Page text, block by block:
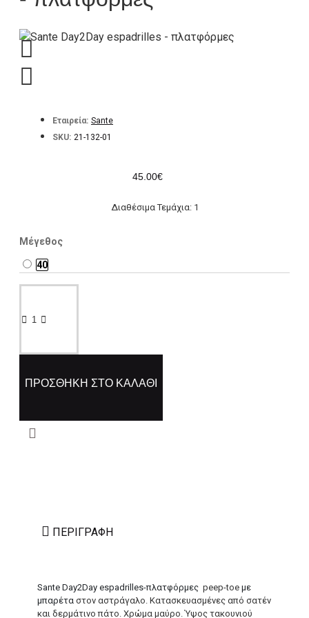
Εταιρεία: Sante
SKU: 21-132-01
45.00€
Διαθέσιμα Τεμάχια: 1
Μέγεθος
40
ΠΡΟΣΘΉΚΗ ΣΤΟ ΚΑΛΆΘΙ
ΠΕΡΙΓΡΑΦΉ
Sante Day2Day espadrilles-πλατφόρμες peep-toe με
μπαρέτα στον αστράγαλο. Κατασκευασμένες από σατέν
και δερμάτινο πάτο. Χρώμα μαύρο. Ύψος τακουνιού